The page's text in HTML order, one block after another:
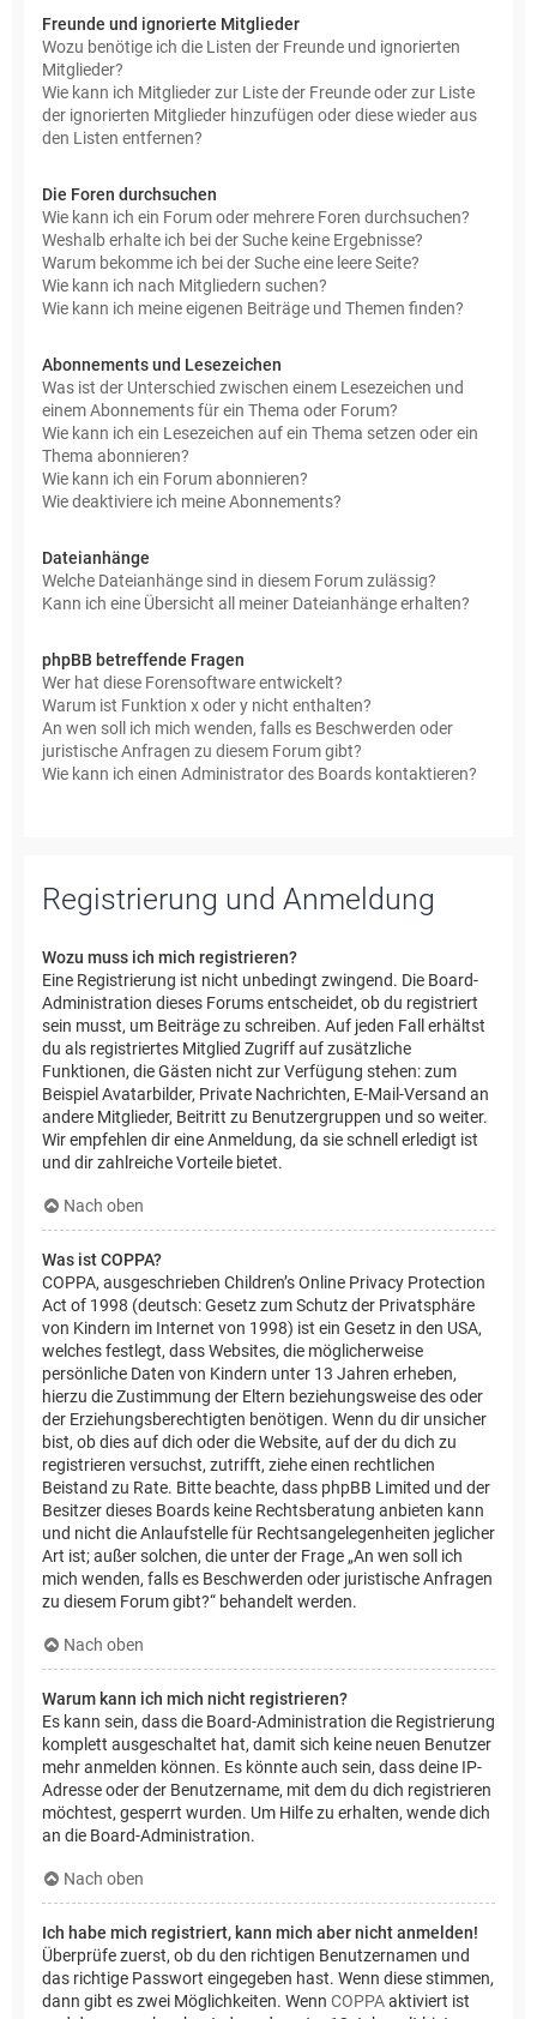
Freunde und ignorierte Mitglieder
Wozu benötige ich die Listen der Freunde und ignorierten
Mitglieder?
Wie kann ich Mitglieder zur Liste der Freunde oder zur Liste
der ignorierten Mitglieder hinzufügen oder diese wieder aus
den Listen entfernen?
Die Foren durchsuchen
Wie kann ich ein Forum oder mehrere Foren durchsuchen?
Weshalb erhalte ich bei der Suche keine Ergebnisse?
Warum bekomme ich bei der Suche eine leere Seite?
Wie kann ich nach Mitgliedern suchen?
Wie kann ich meine eigenen Beiträge und Themen finden?
Abonnements und Lesezeichen
Was ist der Unterschied zwischen einem Lesezeichen und
einem Abonnements für ein Thema oder Forum?
Wie kann ich ein Lesezeichen auf ein Thema setzen oder ein
Thema abonnieren?
Wie kann ich ein Forum abonnieren?
Wie deaktiviere ich meine Abonnements?
Dateianhänge
Welche Dateianhänge sind in diesem Forum zulässig?
Kann ich eine Übersicht all meiner Dateianhänge erhalten?
phpBB betreffende Fragen
Wer hat diese Forensoftware entwickelt?
Warum ist Funktion x oder y nicht enthalten?
An wen soll ich mich wenden, falls es Beschwerden oder
juristische Anfragen zu diesem Forum gibt?
Wie kann ich einen Administrator des Boards kontaktieren?
Registrierung und Anmeldung
Wozu muss ich mich registrieren?
Eine Registrierung ist nicht unbedingt zwingend. Die Board-
Administration dieses Forums entscheidet, ob du registriert
sein musst, um Beiträge zu schreiben. Auf jeden Fall erhältst
du als registriertes Mitglied Zugriff auf zusätzliche
Funktionen, die Gästen nicht zur Verfügung stehen: zum
Beispiel Avatarbilder, Private Nachrichten, E-Mail-Versand an
andere Mitglieder, Beitritt zu Benutzergruppen und so weiter.
Wir empfehlen dir eine Anmeldung, da sie schnell erledigt ist
und dir zahlreiche Vorteile bietet.
Nach oben
Was ist COPPA?
COPPA, ausgeschrieben Children’s Online Privacy Protection
Act of 1998 (deutsch: Gesetz zum Schutz der Privatsphäre
von Kindern im Internet von 1998) ist ein Gesetz in den USA,
welches festlegt, dass Websites, die möglicherweise
persönliche Daten von Kindern unter 13 Jahren erheben,
hierzu die Zustimmung der Eltern beziehungsweise des oder
der Erziehungsberechtigten benötigen. Wenn du dir unsicher
bist, ob dies auf dich oder die Website, auf der du dich zu
registrieren versuchst, zutrifft, ziehe einen rechtlichen
Beistand zu Rate. Bitte beachte, dass phpBB Limited und der
Besitzer dieses Boards keine Rechtsberatung anbieten kann
und nicht die Anlaufstelle für Rechtsangelegenheiten jeglicher
Art ist; außer solchen, die unter der Frage „An wen soll ich
mich wenden, falls es Beschwerden oder juristische Anfragen
zu diesem Forum gibt?“ behandelt werden.
Nach oben
Warum kann ich mich nicht registrieren?
Es kann sein, dass die Board-Administration die Registrierung
komplett ausgeschaltet hat, damit sich keine neuen Benutzer
mehr anmelden können. Es könnte auch sein, dass deine IP-
Adresse oder der Benutzername, mit dem du dich registrieren
möchtest, gesperrt wurden. Um Hilfe zu erhalten, wende dich
an die Board-Administration.
Nach oben
Ich habe mich registriert, kann mich aber nicht anmelden!
Überprüfe zuerst, ob du den richtigen Benutzernamen und
das richtige Passwort eingegeben hast. Wenn diese stimmen,
dann gibt es zwei Möglichkeiten. Wenn COPPAaktiviert ist